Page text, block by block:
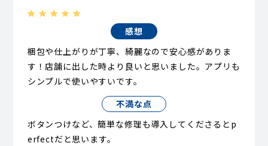
感想
梱包や仕上がりが丁寧、綺麗なので安心感がありま
す！店舗に出した時より良いと思いました。アプリも
シンプルで使いやすいです。
不満な点
ボタンつけなど、簡単な修理も導入してくださるとp
erfectだと思います。